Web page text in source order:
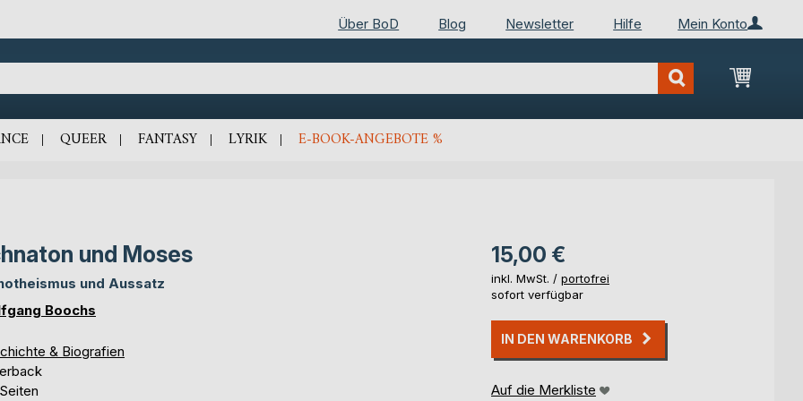
Mein Konto
Über BoD Blog Newsletter Hilfe
Mein
QUEER FANTASY LYRIK E-BOOK-ANGEBOTE %
und Moses
und Aussatz
Boochs
& Biografien
15,00 €
inkl. MwSt. / portofrei
sofort verfügbar
IN DEN WARENKORB
Auf die Merkliste